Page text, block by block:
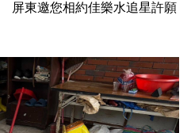
屏東邀您相約佳樂水追星許願